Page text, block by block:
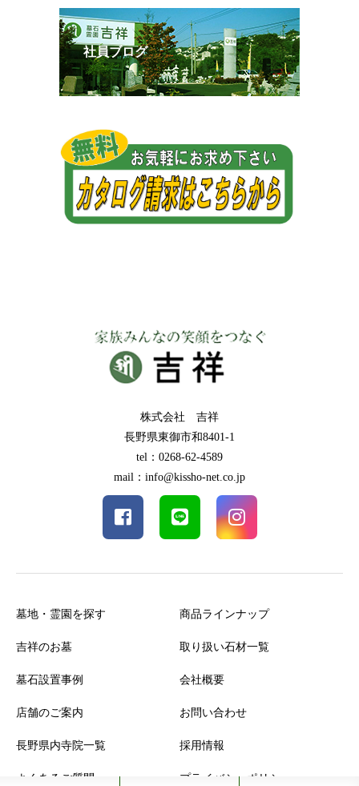
社員ブログ
株式会社 吉祥
長野県東御市和8401-1
tel：0268-62-4589
mail：info@kissho-net.co.jp
墓地・霊園を探す
吉祥のお墓
墓石設置事例
店舗のご案内
長野県内寺院一覧
よくあるご質問
商品ラインナップ
取り扱い石材一覧
会社概要
お問い合わせ
採用情報
プライバシーポリシー